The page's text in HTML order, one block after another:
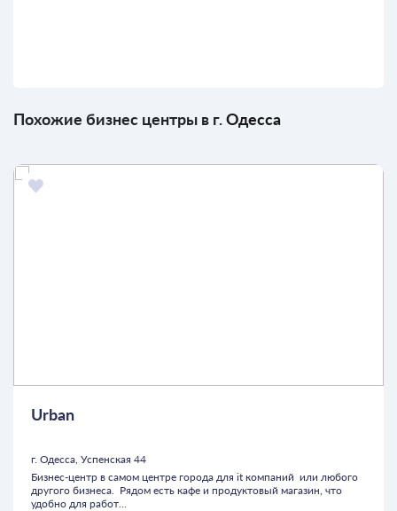
Похожие бизнес центры в г.Одесса
Urban
г. Одесса, Успенская 44
Бизнес-центр в самом центре города для it компаний или любого
другого бизнеса. Рядом есть кафе и продуктовый магазин, что
удобно для работ...